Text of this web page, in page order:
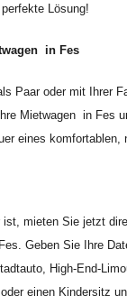
Lösung!
in Fes
Paar oder mit Ihrer
Mietwagen in Fes
eines komfortablen,
mieten Sie jetzt
Geben Sie Ihre
High-End-
einen Kindersitz